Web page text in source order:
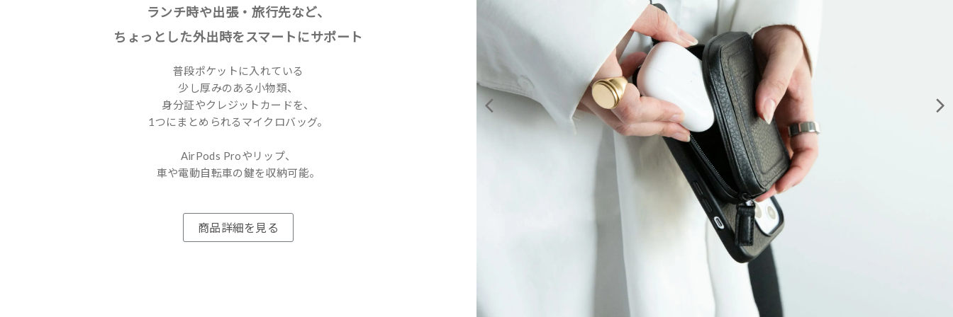
ランチ時や出張・旅行先など、
ちょっとした外出時をスマートにサポート
普段ポケットに入れている
少し厚みのある小物類、
身分証やクレジットカードを、
1つにまとめられるマイクロバッグ。
AirPods Proやリップ、
車や電動自転車の鍵を収納可能。
商品詳細を見る